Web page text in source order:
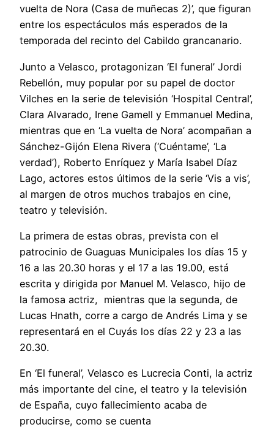
vuelta de Nora (Casa de muñecas 2)’, que figuran
entre los espectáculos más esperados de la
temporada del recinto del Cabildo grancanario.
Junto a Velasco, protagonizan ‘El funeral’ Jordi
Rebellón, muy popular por su papel de doctor
Vilches en la serie de televisión ‘Hospital Central’,
Clara Alvarado, Irene Gamell y Emmanuel Medina,
mientras que en ‘La vuelta de Nora’ acompañan a
Sánchez-Gijón Elena Rivera (‘Cuéntame’, ‘La
verdad’), Roberto Enríquez y María Isabel Díaz
Lago, actores estos últimos de la serie ‘Vis a vis’,
al margen de otros muchos trabajos en cine,
teatro y televisión.
La primera de estas obras, prevista con el
patrocinio de Guaguas Municipales los días 15 y
16 a las 20.30 horas y el 17 a las 19.00, está
escrita y dirigida por Manuel M. Velasco, hijo de
la famosa actriz, mientras que la segunda, de
Lucas Hnath, corre a cargo de Andrés Lima y se
representará en el Cuyás los días 22 y 23 a las
20.30.
En ‘El funeral’, Velasco es Lucrecia Conti, la actriz
más importante del cine, el teatro y la televisión
de España, cuyo fallecimiento acaba de
producirse, como se cuenta